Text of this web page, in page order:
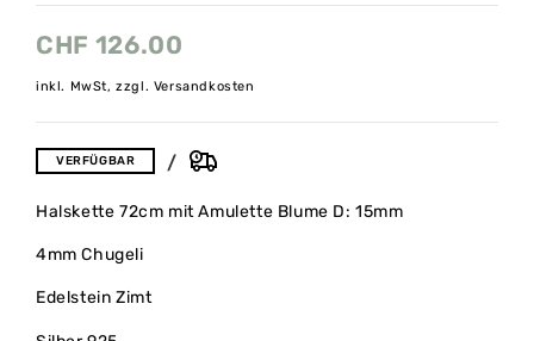
CHF 126.00
inkl. MwSt, zzgl. Versandkosten
VERFÜGBAR
Halskette 72cm mit Amulette Blume D: 15mm
4mm Chugeli
Edelstein Zimt